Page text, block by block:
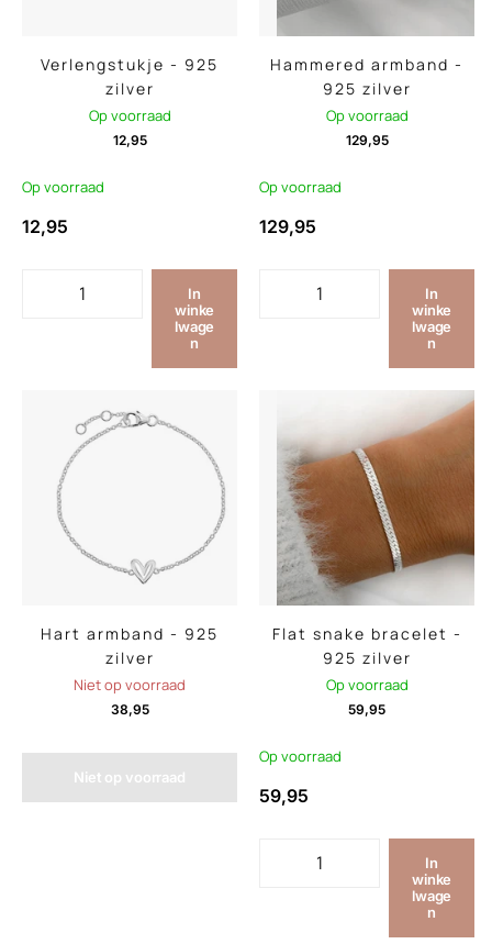
Verlengstukje - 925
zilver
Op voorraad
12,95
Op voorraad
12,95
In
winke
lwage
n
Hammered armband -
925 zilver
Op voorraad
129,95
Op voorraad
129,95
In
winke
lwage
n
Hart armband - 925
zilver
Niet op voorraad
38,95
Niet op voorraad
Flat snake bracelet -
925 zilver
Op voorraad
59,95
Op voorraad
59,95
In
winke
lwage
n